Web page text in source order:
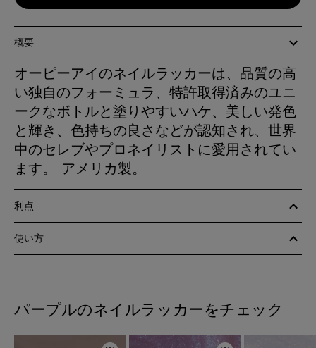
概要
オーピーアイのネイルラッカーは、品質の高
い独自のフォーミュラ、特許取得済みのユニ
ークなボトルと塗りやすいハケ、美しい発色
と輝き、色持ちの良さなどが認知され、世界
中のセレブやプロネイリストに愛用されてい
ます。 アメリカ製。
利点
使い方
パープルのネイルラッカーをチェック